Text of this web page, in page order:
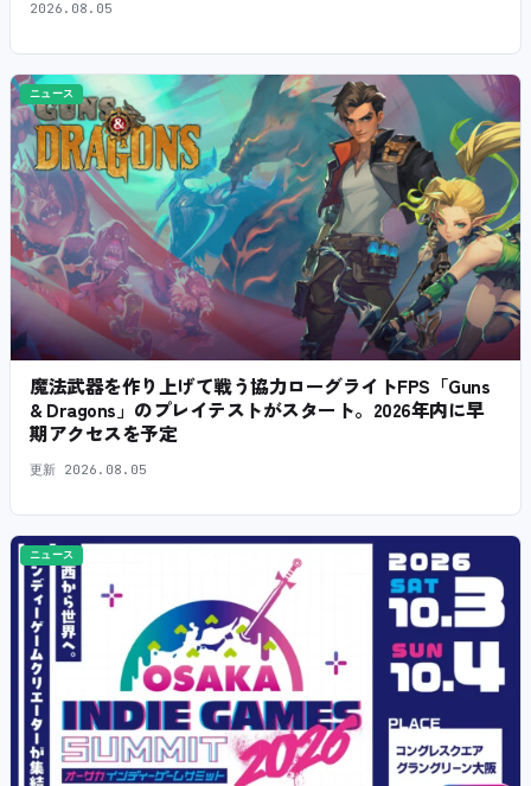
2026.08.05
ニュース
魔法武器を作り上げて戦う協力ローグライトFPS「Guns
& Dragons」のプレイテストがスタート。2026年内に早
期アクセスを予定
更新 2026.08.05
ニュース